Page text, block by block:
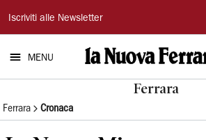
La
Nuova
Ferrara
Iscriviti alle Newsletter
MENU
Ferrara
Ferrara Cronaca